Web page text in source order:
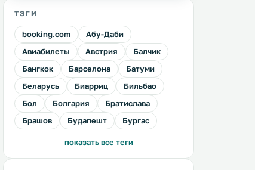
ТЭГИ
booking.com
Абу-Даби
Авиабилеты
Австрия
Балчик
Бангкок
Барселона
Батуми
Беларусь
Биарриц
Бильбао
Бол
Болгария
Братислава
Брашов
Будапешт Бургас
показать все теги